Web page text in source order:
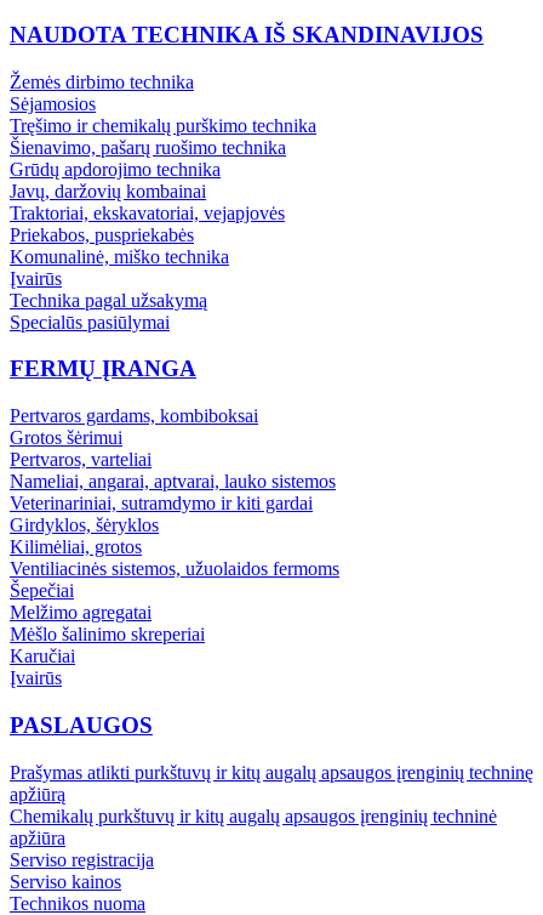
NAUDOTA TECHNIKA IŠ SKANDINAVIJOS
Žemės dirbimo technika
Sėjamosios
Tręšimo ir chemikalų purškimo technika
Šienavimo, pašarų ruošimo technika
Grūdų apdorojimo technika
Javų, daržovių kombainai
Traktoriai, ekskavatoriai, vejapjovės
Priekabos, puspriekabės
Komunalinė, miško technika
Įvairūs
Technika pagal užsakymą
Specialūs pasiūlymai
FERMŲ ĮRANGA
Pertvaros gardams, kombiboksai
Grotos šėrimui
Pertvaros, varteliai
Nameliai, angarai, aptvarai, lauko sistemos
Veterinariniai, sutramdymo ir kiti gardai
Girdyklos, šėryklos
Kilimėliai, grotos
Ventiliacinės sistemos, užuolaidos fermoms
Šepečiai
Melžimo agregatai
Mėšlo šalinimo skreperiai
Karučiai
Įvairūs
PASLAUGOS
Prašymas atlikti purkštuvų ir kitų augalų apsaugos įrenginių techninę
apžiūrą
Chemikalų purkštuvų ir kitų augalų apsaugos įrenginių techninė
apžiūra
Serviso registracija
Serviso kainos
Technikos nuoma